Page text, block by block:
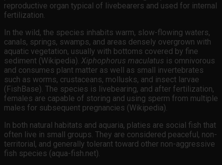
reproductive organ typical of livebearers and used for internal
fertilization.
In the wild, the species inhabits warm, slow-flowing waters,
canals, springs, swamps, and areas densely overgrown with
aquatic vegetation, usually with bottoms covered by fine
sediment (Wikipedia). Xiphophorus maculatus is omnivorous
and consumes plant matter as well as small invertebrates
such as worms, crustaceans, mollusks, and insect larvae
(FishBase). The species is livebearing, and after fertilization,
females are capable of storing and using sperm from multiple
males for subsequent pregnancies (Wikipedia).
In both natural habitats and aquaria, platies are social fish that
often live in small groups. They are considered peaceful, non-
territorial, and generally tolerant toward other non-aggressive
fish species (aqua-fish.net).